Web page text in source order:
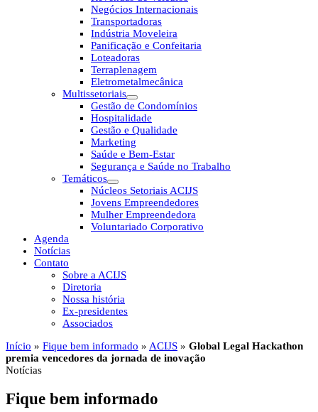
Negócios Internacionais
Transportadoras
Indústria Moveleira
Panificação e Confeitaria
Loteadoras
Terraplenagem
Eletrometalmecânica
Multissetoriais
Gestão de Condomínios
Hospitalidade
Gestão e Qualidade
Marketing
Saúde e Bem-Estar
Segurança e Saúde no Trabalho
Temáticos
Núcleos Setoriais ACIJS
Jovens Empreendedores
Mulher Empreendedora
Voluntariado Corporativo
Agenda
Notícias
Contato
Sobre a ACIJS
Diretoria
Nossa história
Ex-presidentes
Associados
Início » Fique bem informado » ACIJS » Global Legal Hackathon
premia vencedores da jornada de inovação
Notícias
Fique bem informado